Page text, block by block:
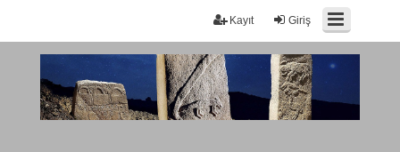
Giriş
Kayıt